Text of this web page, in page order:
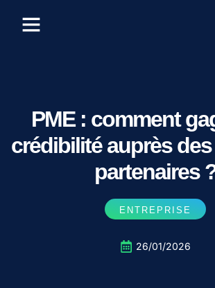
PME : comment
crédibilité auprès
partenaires
ENTREPRISE
26/01/2026